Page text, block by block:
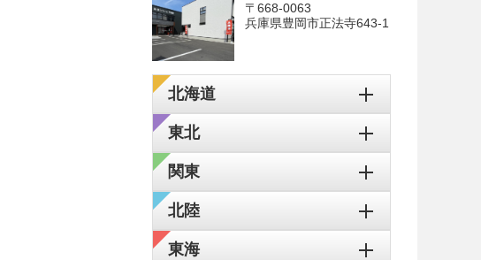
〒668-0063
兵庫県豊岡市正法寺643-1
北海道
東北
関東
北陸
東海